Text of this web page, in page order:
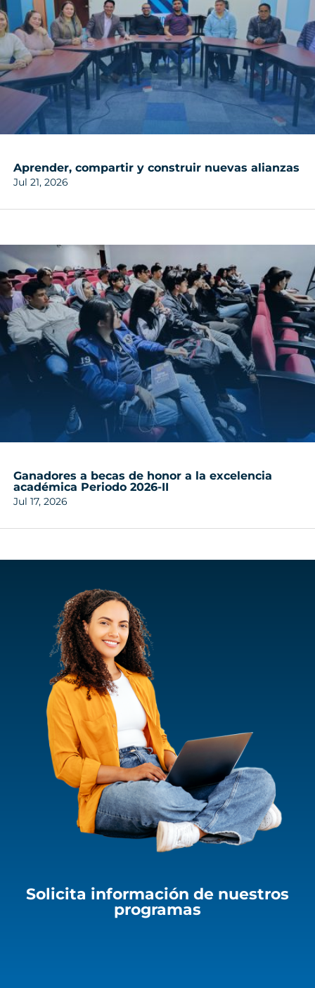
Aprender, compartir y construir nuevas alianzas
Jul 21, 2026
Ganadores a becas de honor a la excelencia
académica Periodo 2026-II
Jul 17, 2026
Solicita información de nuestros
programas